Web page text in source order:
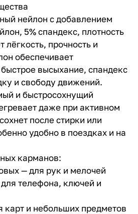
нейлон с добавлением
5% спандекс, плотность
лёгкость, прочность и
обеспечивает
быстрое высыхание, спандекс
и свободу движений.
и быстросохнущий
даже при активном
после стирки или
удобно в поездках и на
карманов:
— для рук и мелочей
телефона, ключей и
карт и небольших предметов